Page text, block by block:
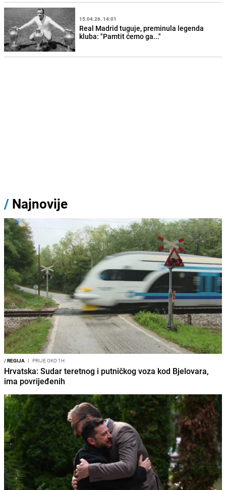
15.04.26. 14:01
Real Madrid tuguje, preminula legenda
kluba: "Pamtit ćemo ga..."
/ Najnovije
/REGIJA I PRIJE OKO 1H
Hrvatska: Sudar teretnog i putničkog voza kod Bjelovara,
ima povrijeđenih